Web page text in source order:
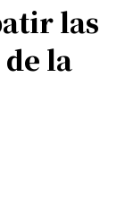
las
la